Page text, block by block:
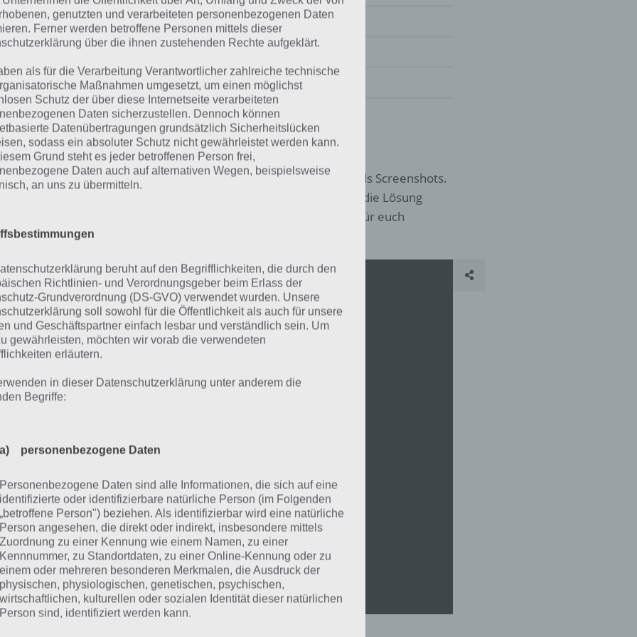
3 Lösung – Level 21, 22, 23, 24, 25, 26, 27, 28, 29, 30
31, 32, 33, 34, 35, 36, 37, 38, 39, 40
als Video (siehe unten)
als Video Walkthrough
haben wir die Lösung zur Spiele App in Textform sowie als Screenshots.
du in Dooors 3 trotzdem einmal nicht weiterkommen, gibt es die Lösung
auch als Video Walkthrough. Dieses haben wir nachfolgend für euch
genutzten und verarbeiteten personenbezogenen Daten
Ferner werden betroffene Personen mittels dieser
über die ihnen zustehenden Rechte aufgeklärt.
als für die Verarbeitung Verantwortlicher zahlreiche technische
Maßnahmen umgesetzt, um einen möglichst
Schutz der über diese Internetseite verarbeiteten
Daten sicherzustellen. Dennoch können
Datenübertragungen grundsätzlich Sicherheitslücken
sodass ein absoluter Schutz nicht gewährleistet werden kann.
Grund steht es jeder betroffenen Person frei,
Daten auch auf alternativen Wegen, beispielsweise
an uns zu übermitteln.
beruht auf den Begrifflichkeiten, die durch den
Richtlinien- und Verordnungsgeber beim Erlass der
Grundverordnung (DS-GVO) verwendet wurden. Unsere
soll sowohl für die Öffentlichkeit als auch für unsere
und Geschäftspartner einfach lesbar und verständlich sein. Um
gewährleisten, möchten wir vorab die verwendeten
erläutern.
in dieser Datenschutzerklärung unter anderem die
Begriffe:
a) personenbezogene Daten
Personenbezogene Daten sind alle Informationen, die sich auf eine
identifizierte oder identifizierbare natürliche Person (im Folgenden
„betroffene Person") beziehen. Als identifizierbar wird eine natürliche
Person angesehen, die direkt oder indirekt, insbesondere mittels
Zuordnung zu einer Kennung wie einem Namen, zu einer
Kennnummer, zu Standortdaten, zu einer Online-Kennung oder zu
einem oder mehreren besonderen Merkmalen, die Ausdruck der
physischen, physiologischen, genetischen, psychischen,
wirtschaftlichen, kulturellen oder sozialen Identität dieser natürlichen
Person sind, identifiziert werden kann.